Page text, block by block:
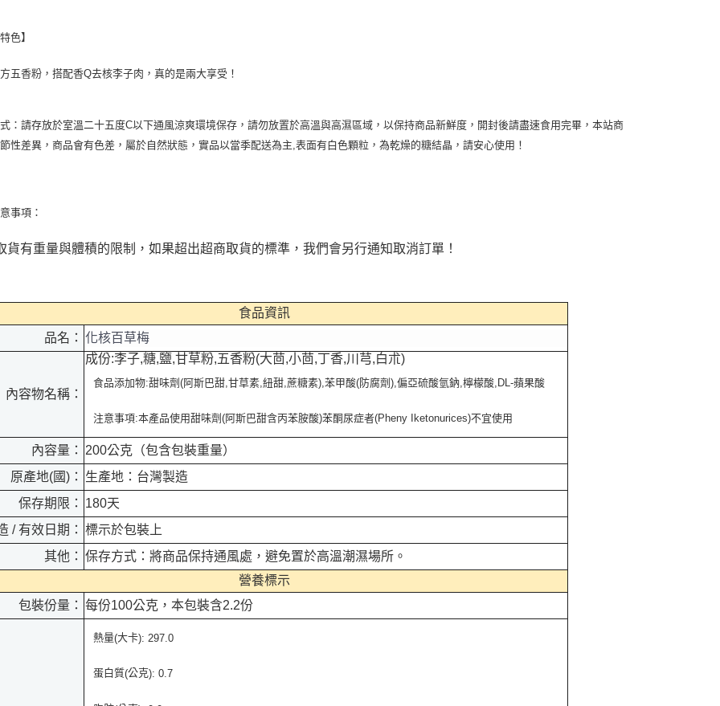
色】
五香粉，搭配香Q去核李子肉，真的是兩大享受！
：請存放於室溫二十五度C以下通風涼爽環境保存，請勿放置於高溫與高濕區域，以保持商品新鮮度，開封後請盡速食用完畢，本站商
性差異，商品會有色差，屬於自然狀態，實品以當季配送為主 ,表面有白色顆粒，為乾燥的糖結晶，請安心使用！
事項：
貨有重量與體積的限制，如果超出超商取貨的標準，我們會另行通知取消訂單！
食品資訊
品名： 化核百草梅
內容物名稱：
成份:李子,糖,鹽,甘草粉,五香粉(大茴,小茴,丁香,川芎,白朮)
食品添加物:甜味劑(阿斯巴甜,甘草素,紐甜,蔗糖素),苯甲酸(防腐劑),偏亞硫酸氫鈉,檸檬酸,DL-蘋果酸
注意事項:本產品使用甜味劑(阿斯巴甜含丙苯胺酸)苯酮尿症者(Pheny Iketonurices)不宜使用
內容量：
200公克（包含包裝重量）
原產地(國)：
生產地：台灣製造
保存期限：
180天
/ 有效日期： 標示於包裝上
其他： 保存方式：將商品保持通風處，避免置於高溫潮濕場所。
營養標示
包裝份量： 每份100公克，本包裝含2.2份
熱量(大卡): 297.0
蛋白質(公克): 0.7